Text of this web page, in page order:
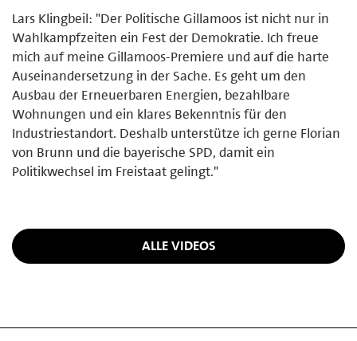
Lars Klingbeil: "Der Politische Gillamoos ist nicht nur in
Wahlkampfzeiten ein Fest der Demokratie. Ich freue
mich auf meine Gillamoos-Premiere und auf die harte
Auseinandersetzung in der Sache. Es geht um den
Ausbau der Erneuerbaren Energien, bezahlbare
Wohnungen und ein klares Bekenntnis für den
Industriestandort. Deshalb unterstütze ich gerne Florian
von Brunn und die bayerische SPD, damit ein
Politikwechsel im Freistaat gelingt."
ALLE VIDEOS